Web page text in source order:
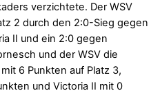
verzichtete. Der WSV
2 durch den 2:0-Sieg gegen
II und ein 2:0 gegen
und der WSV die
6 Punkten auf Platz 3,
und Victoria II mit 0